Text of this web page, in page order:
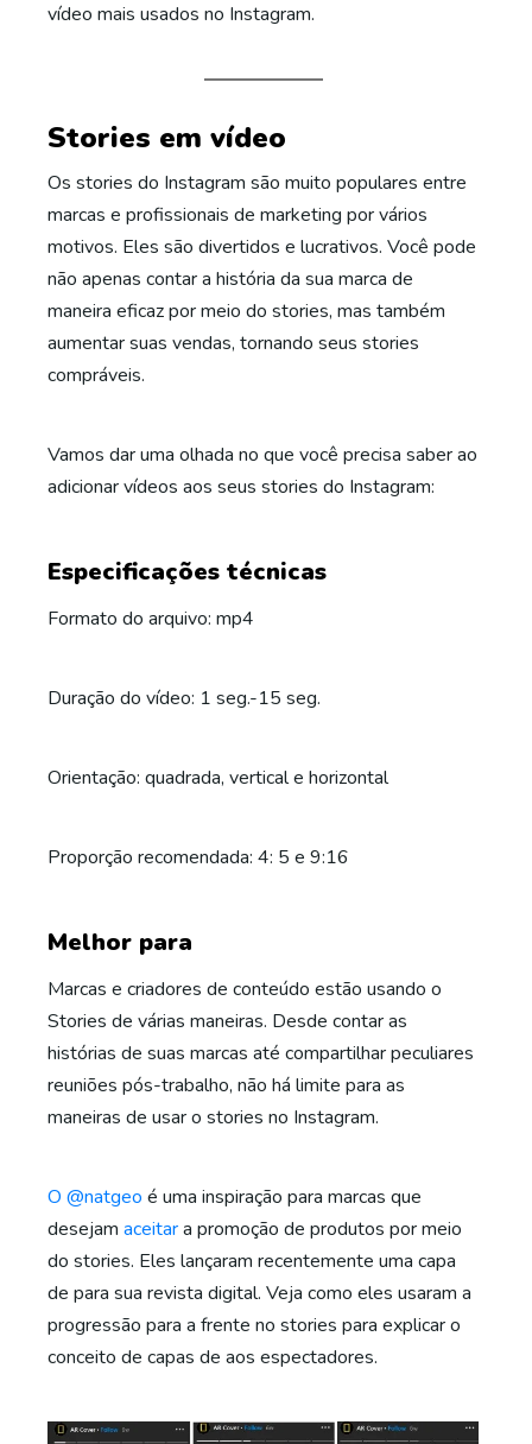
vídeo mais usados ​​no Instagram.
Stories em vídeo
Os stories do Instagram são muito populares entre
marcas e profissionais de marketing por vários
motivos. Eles são divertidos e lucrativos. Você pode
não apenas contar a história da sua marca de
maneira eficaz por meio do stories, mas também
aumentar suas vendas, tornando seus stories
compráveis.
Vamos dar uma olhada no que você precisa saber ao
adicionar vídeos aos seus stories do Instagram:
Especificações técnicas
Formato do arquivo: mp4
Duração do vídeo: 1 seg.-15 seg.
Orientação: quadrada, vertical e horizontal
Proporção recomendada: 4: 5 e 9:16
Melhor para
Marcas e criadores de conteúdo estão usando o
Stories de várias maneiras. Desde contar as
histórias de suas marcas até compartilhar peculiares
reuniões pós-trabalho, não há limite para as
maneiras de usar o stories no Instagram.
O @natgeo é uma inspiração para marcas que
desejam aceitara promoção de produtos por meio
do stories. Eles lançaram recentemente uma capa
de para sua revista digital. Veja como eles usaram a
progressão para a frente no stories para explicar o
conceito de capas de aos espectadores.